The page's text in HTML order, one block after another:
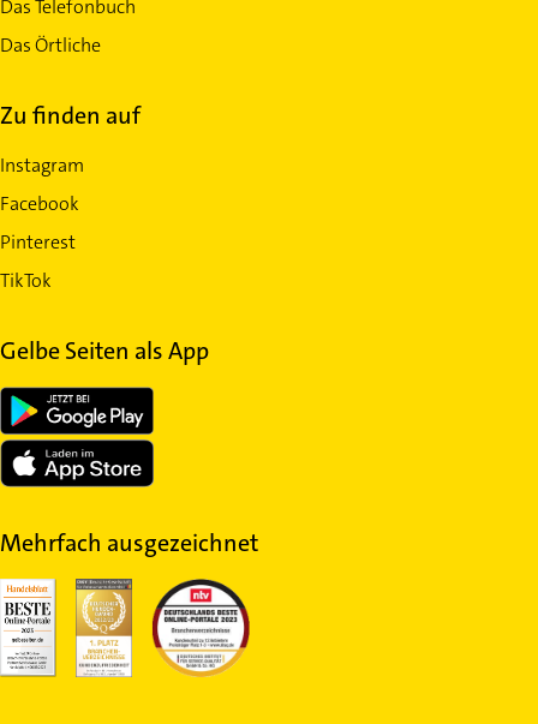
Das Telefonbuch
Das Örtliche
Zu finden auf
Instagram
Facebook
Pinterest
TikTok
Gelbe Seiten als App
Mehrfach ausgezeichnet